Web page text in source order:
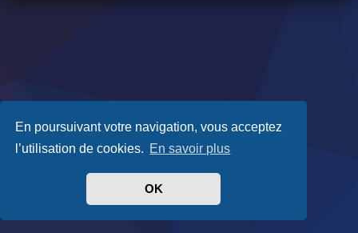
En poursuivant votre navigation, vous acceptez
l’utilisation de cookies. En savoir plus
OK